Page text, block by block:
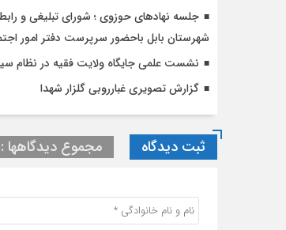
جلسه نهادهای حوزوی ؛ شورای تبلیغی و
شهرستان بابل باحضور سرپرست دفتر امور
نشست علمی جایگاه ولایت فقیه در نظام
گزارش تصویری غبارروبی گلزار شهدا
ثبت دیدگاه مجموع دیدگاهها : 0